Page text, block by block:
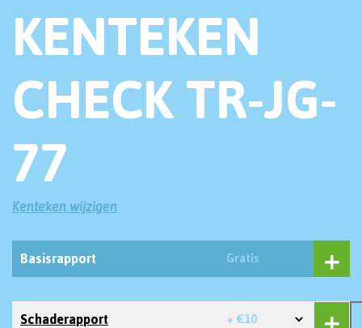
KENTEKEN
CHECK TR-JG-
77
Kenteken wijzigen
Basisrapport Gratis
Schaderapport + €10